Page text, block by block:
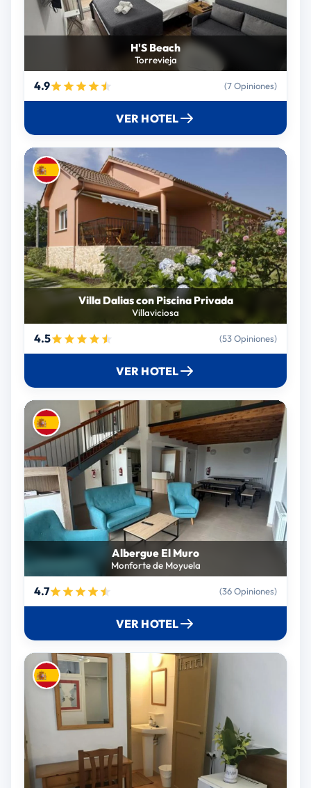
H'S Beach
Torrevieja
4.9 (7 Opiniones)
VER HOTEL
Villa Dalias con Piscina Privada
Villaviciosa
4.5 (53 Opiniones)
VER HOTEL
Albergue El Muro
Monforte de Moyuela
4.7 (36 Opiniones)
VER HOTEL